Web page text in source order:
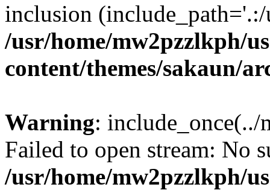
inclusion
/usr/home/mw2pzzlkph/
content/themes/sakaun/
Warning:
Failed to open stream: No
/usr/home/mw2pzzlkph/